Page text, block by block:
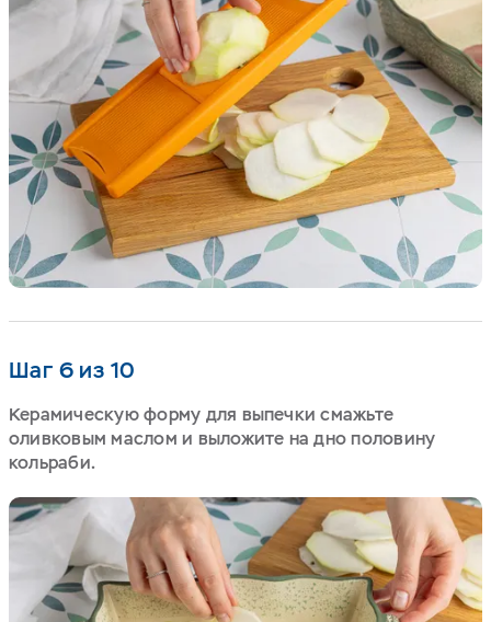
Шаг 6 из 10
Керамическую форму для выпечки смажьте
оливковым маслом и выложите на дно половину
кольраби.